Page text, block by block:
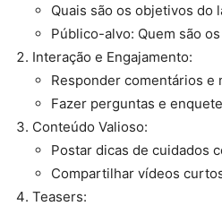
Quais são os objetivos do
Público-alvo: Quem são
Interação e Engajamento:
Responder comentários e
Fazer perguntas e
Conteúdo Valioso:
Postar dicas de cuidados
Compartilhar vídeos
Teasers: